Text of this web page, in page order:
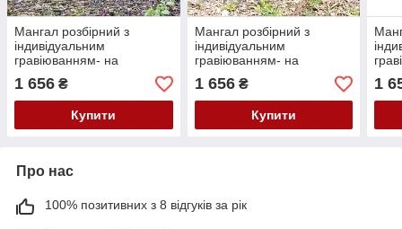
Мангал розбірний з
індивідуальним
гравіюванням- на
подарунок
1 656 ₴
Купити
Мангал розбірний з
індивідуальним
гравіюванням- на
подарунок
1 656₴
Купити
1
Про нас
100% позитивних з 8 відгуків за рік